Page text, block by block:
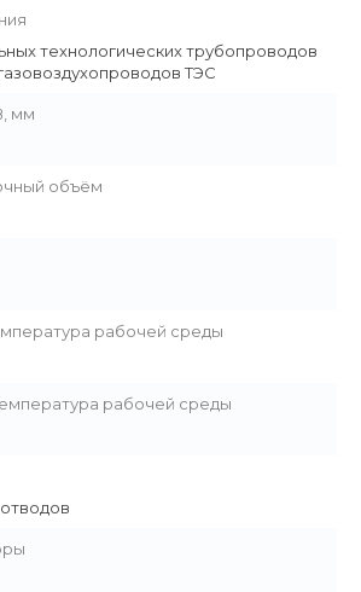
технологических трубопроводов
ТЭС
мм
объём
рабочей среды
рабочей среды